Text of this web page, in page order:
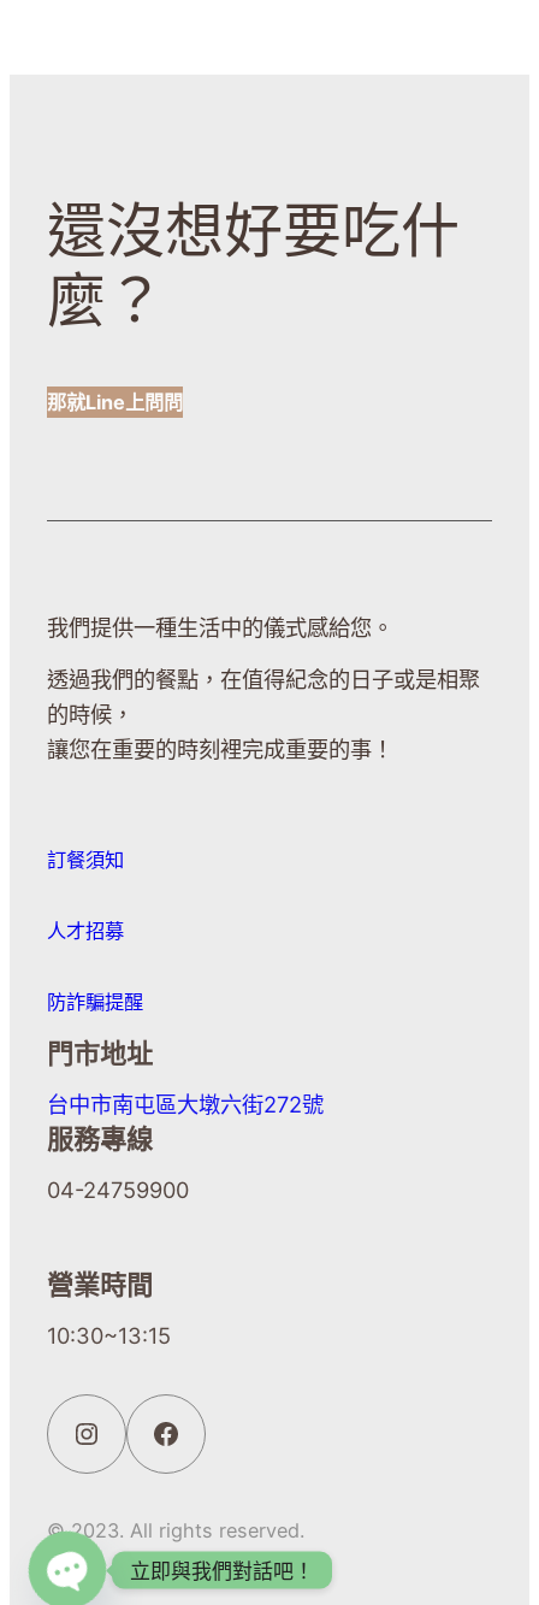
還沒想好要吃什
麼？
那就Line上問問
我們提供一種生活中的儀式感給您。
透過我們的餐點，在值得紀念的日子或是相聚
的時候，
讓您在重要的時刻裡完成重要的事！
訂餐須知
人才招募
防詐騙提醒
門市地址
台中市南屯區大墩六街272號
服務專線
04-24759900
營業時間
10:30~13:15
© 2023. All rights reserved.
立即與我們對話吧！